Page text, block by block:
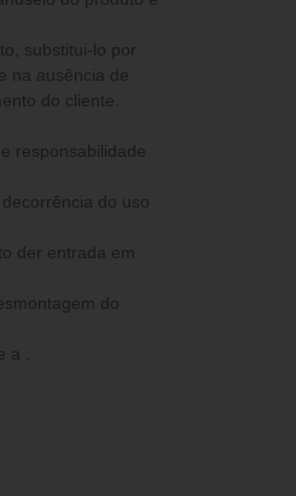
na ausência de
do cliente.
responsabilidade
do
.